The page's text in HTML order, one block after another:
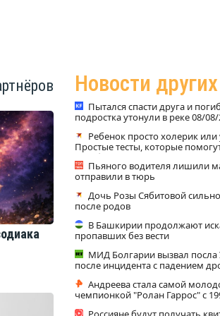
Новости
Пытался спасти друга и
подростка утонули в реке 08/08/
Ребенок просто холерик или
Простые тесты, которые
разобраться
Пьяного водителя лишили
отправили в тюрь
Дочь Розы Сябитовой
после родов
В Башкирии продолжают
пропавших без вести
МИД Болгарии вызвал посла
после инцидента с падением
Андреева стала самой
чемпионкой "Ролан Гаррос" с